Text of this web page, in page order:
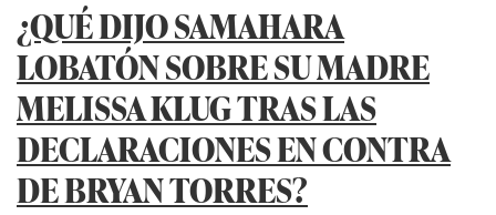
¿QUÉ DIJO SAMAHARA
LOBATÓN SOBRE SU MADRE
MELISSA KLUG TRAS LAS
DECLARACIONES EN CONTRA
DE BRYAN TORRES?